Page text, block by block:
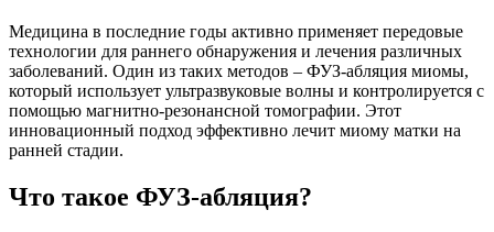
Медицина в последние годы активно применяет передовые
технологии для раннего обнаружения и лечения различных
заболеваний. Один из таких методов – ФУЗ-абляция миомы,
который использует ультразвуковые волны и контролируется с
помощью магнитно-резонансной томографии. Этот
инновационный подход эффективно лечит миому матки на
ранней стадии.
Что такое ФУЗ-абляция?